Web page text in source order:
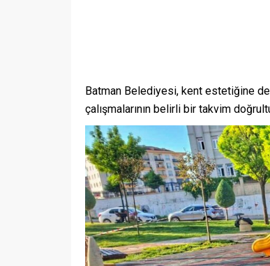
Batman Belediyesi, kent estetiğine
çalışmalarının belirli bir takvim